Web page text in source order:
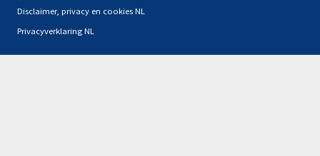
Disclaimer, privacy en cookies NL
Privacyverklaring NL